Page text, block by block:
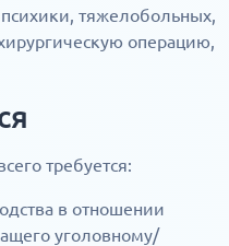
тяжелобольных,
операцию,
требуется:
в отношении
уголовному/